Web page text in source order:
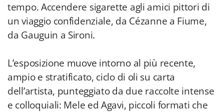
tempo. Accendere sigarette agli amici pittori di
un viaggio confidenziale, da Cézanne a Fiume,
da Gauguin a Sironi.
L’esposizione muove intorno al più recente,
ampio e stratificato, ciclo di oli su carta
dell’artista, punteggiato da due raccolte intense
e colloquiali: Mele ed Agavi, piccoli formati che